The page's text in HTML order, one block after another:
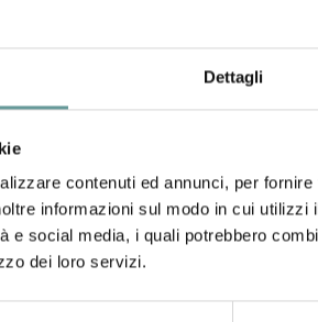
Dettagli
contenuti ed annunci, per
informazioni sul modo in cui
e social media, i quali potrebbero
dei loro servizi.
vulcano bianco
studiare il vulcano
di ricerca sul monte Melbourne «Si sa